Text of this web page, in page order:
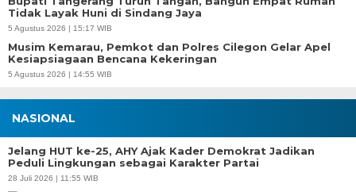
Tidak Layak Huni di Sindang Jaya
5 Agustus 2026 | 15:17 WIB
Musim Kemarau, Pemkot dan Polres Cilegon Gelar Apel
Kesiapsiagaan Bencana Kekeringan
5 Agustus 2026 | 14:55 WIB
NASIONAL
Jelang HUT ke-25, AHY Ajak Kader Demokrat Jadikan
Peduli Lingkungan sebagai Karakter Partai
28 Juli 2026 | 11:55 WIB